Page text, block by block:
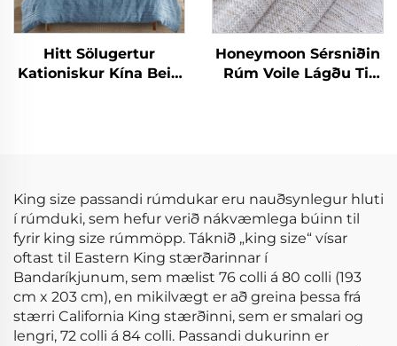
Hitt Sölugertur
Kationiskur Kína Bein
Honeymoon Sérsniðin
Rúm Voile Lágðu Til
King size passandi rúmdukar eru nauðsynlegur hluti
í rúmduki, sem hefur verið nákvæmlega búinn til
fyrir king size rúmmöpp. Táknið „king size“ vísar
oftast til Eastern King stærðarinnar í
Bandaríkjunum, sem mælist 76 colli á 80 colli (193
cm x 203 cm), en mikilvægt er að greina þessa frá
stærri California King stærðinni, sem er smalari og
lengri, 72 colli á 84 colli. Passandi dukurinn er